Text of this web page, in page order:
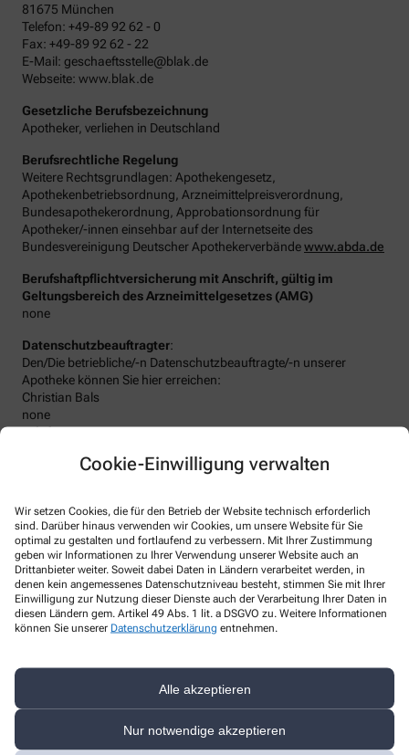
Cookie-Einwilligung verwalten
Wir setzen Cookies, die für den Betrieb der Website technisch erforderlich
sind. Darüber hinaus verwenden wir Cookies, um unsere Website für Sie
optimal zu gestalten und fortlaufend zu verbessern. Mit Ihrer Zustimmung
geben wir Informationen zu Ihrer Verwendung unserer Website auch an
Drittanbieter weiter. Soweit dabei Daten in Ländern verarbeitet werden, in
denen kein angemessenes Datenschutzniveau besteht, stimmen Sie mit Ihrer
Einwilligung zur Nutzung dieser Dienste auch der Verarbeitung Ihrer Daten in
diesen Ländern gem. Artikel 49 Abs. 1 lit. a DSGVO zu. Weitere Informationen
können Sie unserer Datenschutzerklärung entnehmen.
Alle akzeptieren
Nur notwendige akzeptieren
81675 München
Telefon: +49-89 92 62 - 0
Fax: +49-89 92 62 - 22
E-Mail: geschaeftsstelle@blak.de
Webseite: www.blak.de
Gesetzliche Berufsbezeichnung
Apotheker, verliehen in Deutschland
Berufsrechtliche Regelung
Weitere Rechtsgrundlagen: Apothekengesetz,
Apothekenbetriebsordnung, Arzneimittelpreisverordnung,
Bundesapothekerordnung, Approbationsordnung für
Apotheker/-innen einsehbar auf der Internetseite des
Bundesvereinigung Deutscher Apothekerverbändewww.abda.de
Berufshaftpflichtversicherung mit Anschrift, gültig im
Geltungsbereich des Arzneimittelgesetzes (AMG)
none
Datenschutzbeauftragter:
Den/Die betriebliche/-n Datenschutzbeauftragte/-n unserer
Apotheke können Sie hier erreichen:
Christian Bals
none
Telefon:
kontakt@apotheken-datenschutz-beauftragter.de
Weitere Hinweise
Streitschlichtung
Wir sind weder verpflichtet noch bereit, an einem
Streitbeilegungsverfahren vor einer Verbraucherschlichtungsstelle
teilzunehmen.
Haftung
der gebotenen Sorgfalt und nach bestem Wissen erstellt. Soweit
wir mittels Links auf Internetseiten Dritter verweisen, können wir
keine Gewähr für die fortwährende Aktualität, Richtigkeit und
Vollständigkeit der verlinkten Inhalte übernehmen, da diese
Inhalte außerhalb unseres Verantwortungsbereichs liegen und